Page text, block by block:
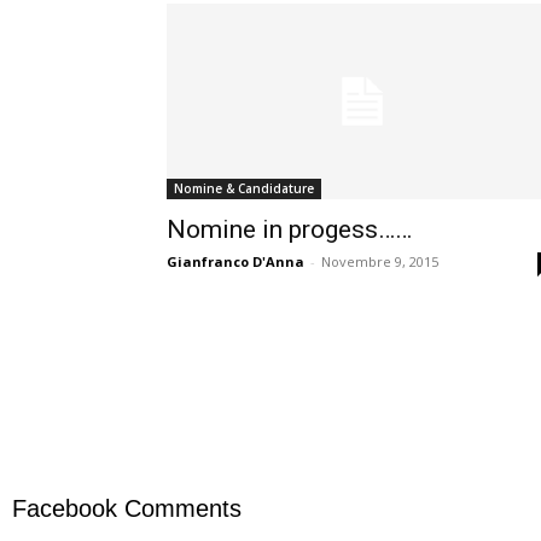
Nomine & Candidature
Nomine in progess……
Gianfranco D'Anna - Novembre 9, 2015
Facebook Comments